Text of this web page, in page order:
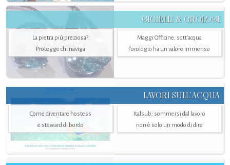
GIOIELLI & OROLOGI
La pietra più preziosa?
Protegge chi naviga
Maggi Officine, sott’acqua
l'orologio ha un valore immenso
LAVORI SULL’ACQUA
Come diventare hostess
e steward di bordo
Italsub: sommersi dal lavoro
non è solo un modo di dire